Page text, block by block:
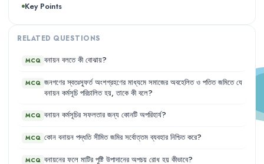
Key Points
RELATED QUESTIONS
MCQ বনায়ন বলতে কী বোঝায়?
MCQ জনগণের স্বতঃস্ফূর্ত অংশগ্রহণের মাধ্যমে সমাজের অবহেলিত ও পতিত জমিতে যে
বনায়ন কর্মসূচি পরিচালিত হয়, তাকে কী বলে?
MCQ বনায়ন কর্মসূচির সফলতার জন্য কোনটি অপরিহার্য?
MCQ কোন বনায়ন পদ্ধতি সীমিত জমির সর্বোত্তম ব্যবহার নিশ্চিত করে?
MCQ বনায়নের ফলে মাটির পুষ্টি উপাদানের অপচয় রোধ হয় কীভাবে?